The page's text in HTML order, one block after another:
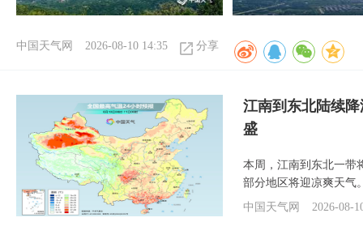
中国天气网 2026-08-10 14:35 分享
江南到东北陆续
盛
本周，江南到东北一带
部分地区将迎凉爽天气
中国天气网
2026-08-